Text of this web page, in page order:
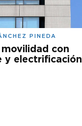
PINEDA
con
y electrificación